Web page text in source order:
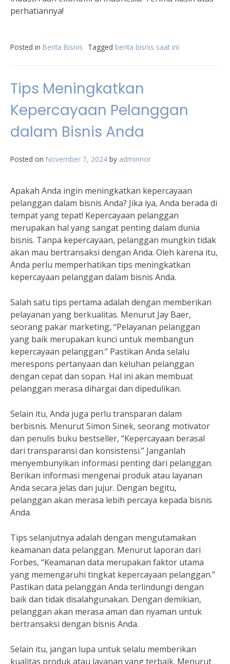
perhatiannya!
Posted in Berita Bisnis Tagged berita bisnis saat ini
Tips Meningkatkan
Kepercayaan Pelanggan
dalam Bisnis Anda
Posted on November 7, 2024 by adminnor
Apakah Anda ingin meningkatkan kepercayaan
pelanggan dalam bisnis Anda? Jika iya, Anda berada di
tempat yang tepat! Kepercayaan pelanggan
merupakan hal yang sangat penting dalam dunia
bisnis. Tanpa kepercayaan, pelanggan mungkin tidak
akan mau bertransaksi dengan Anda. Oleh karena itu,
Anda perlu memperhatikan tips meningkatkan
kepercayaan pelanggan dalam bisnis Anda.
Salah satu tips pertama adalah dengan memberikan
pelayanan yang berkualitas. Menurut Jay Baer,
seorang pakar marketing, “Pelayanan pelanggan
yang baik merupakan kunci untuk membangun
kepercayaan pelanggan.” Pastikan Anda selalu
merespons pertanyaan dan keluhan pelanggan
dengan cepat dan sopan. Hal ini akan membuat
pelanggan merasa dihargai dan dipedulikan.
Selain itu, Anda juga perlu transparan dalam
berbisnis. Menurut Simon Sinek, seorang motivator
dan penulis buku bestseller, “Kepercayaan berasal
dari transparansi dan konsistensi.” Janganlah
menyembunyikan informasi penting dari pelanggan.
Berikan informasi mengenai produk atau layanan
Anda secara jelas dan jujur. Dengan begitu,
pelanggan akan merasa lebih percaya kepada bisnis
Anda.
Tips selanjutnya adalah dengan mengutamakan
keamanan data pelanggan. Menurut laporan dari
Forbes, “Keamanan data merupakan faktor utama
yang memengaruhi tingkat kepercayaan pelanggan.”
Pastikan data pelanggan Anda terlindungi dengan
baik dan tidak disalahgunakan. Dengan demikian,
pelanggan akan merasa aman dan nyaman untuk
bertransaksi dengan bisnis Anda.
Selain itu, jangan lupa untuk selalu memberikan
kualitas produk atau layanan yang terbaik. Menurut